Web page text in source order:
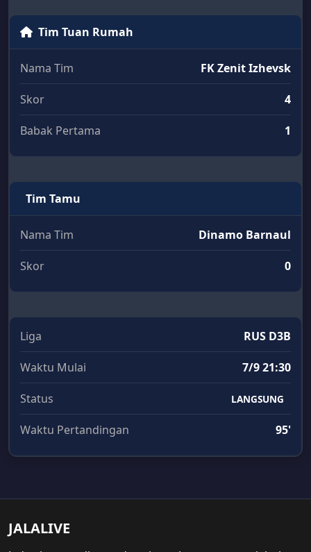
Tim Tuan Rumah
Nama Tim FK Zenit Izhevsk
Skor 4
Babak Pertama 1
Tim Tamu
Nama Tim Dinamo Barnaul
Skor 0
Liga RUS D3B
Waktu Mulai 7/9 21:30
Status LANGSUNG
Waktu Pertandingan 95'
JALALIVE